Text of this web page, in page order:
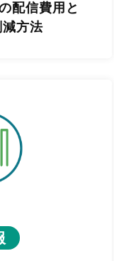
配信費用と
方法